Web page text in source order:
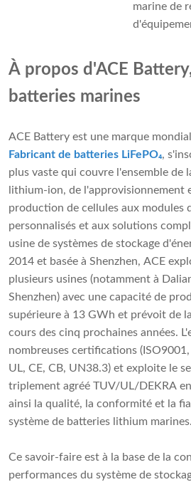
marine de
À propos d'ACE
batteries marines
ACE Battery est une marque
Fabricant de batteries LiFePO₄,
plus vaste qui couvre l'ensemble de
lithium-ion, de l'approvisionnement
production de cellules aux modules
personnalisés et aux solutions
usine de systèmes de stockage
2014 et basée à Shenzhen, ACE
plusieurs usines (notamment à
Shenzhen) avec une capacité de
supérieure à 13 GWh et prévoit de
cours des cinq prochaines années.
nombreuses certifications
UL, CE, CB, UN38.3) et exploite le
triplement agréé TUV/UL/DEKRA
ainsi la qualité, la conformité et la
système de batteries lithium marines.
Ce savoir-faire est à la base de la
performances du système de